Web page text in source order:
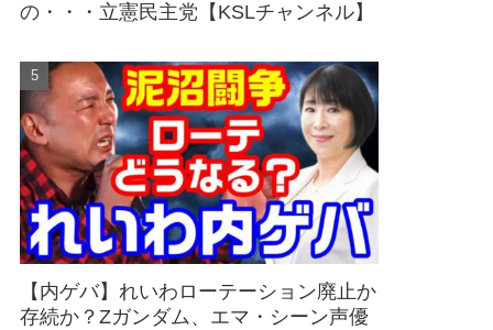
の・・・立憲民主党【KSLチャンネル】
【内ゲバ】れいわローテーション廃止か
存続か？Zガンダム、エマ・シーン声優